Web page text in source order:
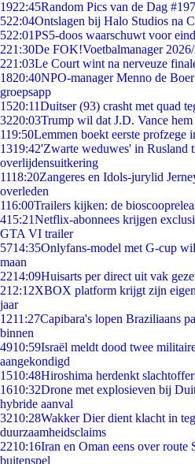
1922:45Random Pics van de Dag
522:04Ontslagen bij Halo Studios na
522:01PS5-doos waarschuwt voor
221:30De FOK!Voetbalmanager
221:03Le Court wint na nerveuze
1820:40NPO-manager Menno de
groepsapp
1520:11Duitser (93) crasht met quad
3220:03Trump wil dat J.D. Vance
119:50Lemmen boekt eerste profzege
1319:42'Zwarte weduwes' in Rusland
overlijdensuitkering
1118:20Zangeres en Idols-jurylid
overleden
116:00Trailers kijken: de
415:21Netflix-abonnees krijgen
GTA VI trailer
5714:35Onlyfans-model met G-cup
maan
2214:09Huisarts per direct uit vak
212:12XBOX platform krijgt zijn
jaar
1211:27Capibara's lopen Braziliaans
binnen
4910:59Israël meldt dood twee
aangekondigd
1510:48Hiroshima herdenkt
1610:32Drone met explosieven bij
hybride aanval
3210:28Wakker Dier dient klacht in
duurzaamheidsclaims
2210:16Iran en Oman eens over route
buitenspel